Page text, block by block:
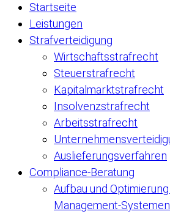
Startseite
Leistungen
Strafverteidigung
Wirtschaftsstrafrecht
Steuerstrafrecht
Kapitalmarktstrafrecht
Insolvenzstrafrecht
Arbeitsstrafrecht
Auslieferungsverfahren
Compliance-Beratung
Aufbau und
Management-